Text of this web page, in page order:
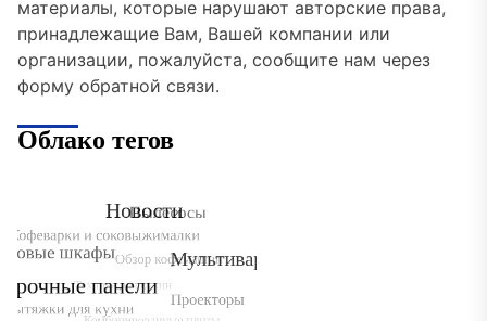
материалы, которые нарушают авторские права,
принадлежащие Вам, Вашей компании или
организации, пожалуйста, сообщите нам через
форму обратной связи.
Облако тегов